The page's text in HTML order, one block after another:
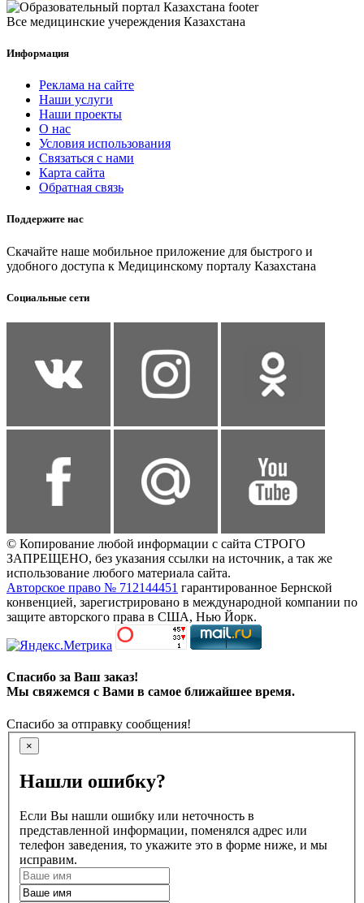
Все медицинские учереждения Казахстана
Информация
Реклама на сайте
Наши услуги
Наши проекты
О нас
Условия использования
Связаться с нами
Карта сайта
Обратная связь
Поддержите нас
Скачайте наше мобильное приложение для быстрого и
удобного доступа к Медицинскому порталу Казахстана
Социальные сети
© Копирование любой информации с сайта СТРОГО
ЗАПРЕЩЕНО, без указания ссылки на источник, а так же
использование любого материала сайта.
Авторское право № 712144451 гарантированное Бернской
конвенцией, зарегистрировано в международной компании по
защите авторского права в США, Нью Йорк.
Спасибо за Ваш заказ!
Мы свяжемся с Вами в самое ближайшее время.
Спасибо за отправку сообщения!
×
Нашли ошибку?
Если Вы нашли ошибку или неточность в
представленной информации, поменялся адрес или
телефон заведения, то укажите это в форме ниже, и мы
исправим.